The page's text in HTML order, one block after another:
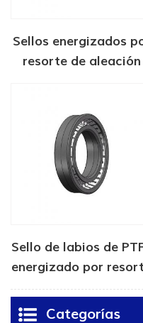
Sellos energizados
resorte de aleación
Sello de labios de
energizado por
Categorías